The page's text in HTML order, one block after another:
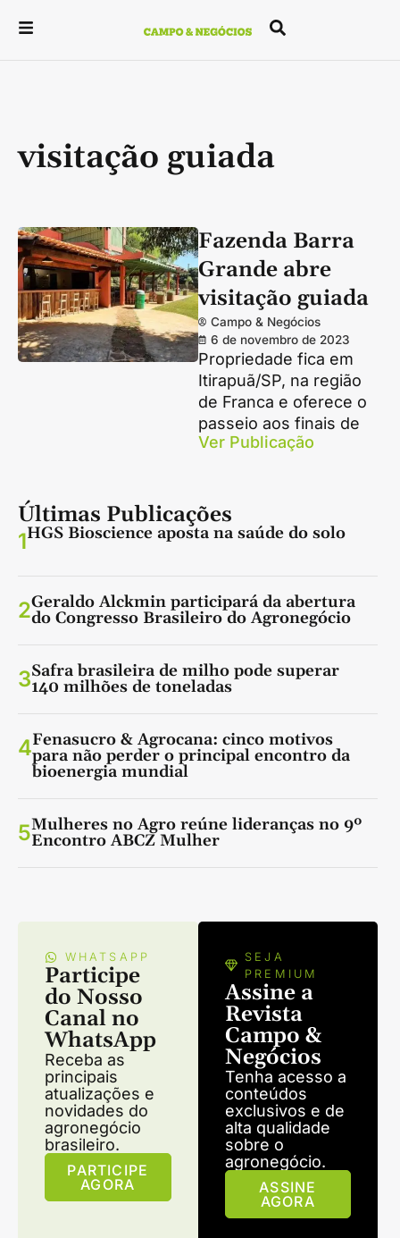
visitação guiada
Fazenda Barra
Grande abre
visitação guiada
Campo & Negócios
6 de novembro de 2023
Propriedade fica em
Itirapuã/SP, na região
de Franca e oferece o
passeio aos finais de
Ver Publicação
Últimas Publicações
1HGS Bioscience aposta na saúde do solo
2Geraldo Alckmin participará da abertura
do Congresso Brasileiro do Agronegócio
3Safra brasileira de milho pode superar
140 milhões de toneladas
4Fenasucro & Agrocana: cinco motivos
para não perder o principal encontro da
bioenergia mundial
5Mulheres no Agro reúne lideranças no 9º
Encontro ABCZ Mulher
WHATSAPP
Participe
do Nosso
Canal no
WhatsApp
Receba as
principais
atualizações e
novidades do
agronegócio
brasileiro.
PARTICIPE
AGORA
SEJA
PREMIUM
Assine a
Revista
Campo &
Negócios
Tenha acesso a
conteúdos
exclusivos e de
alta qualidade
sobre o
agronegócio.
ASSINE
AGORA